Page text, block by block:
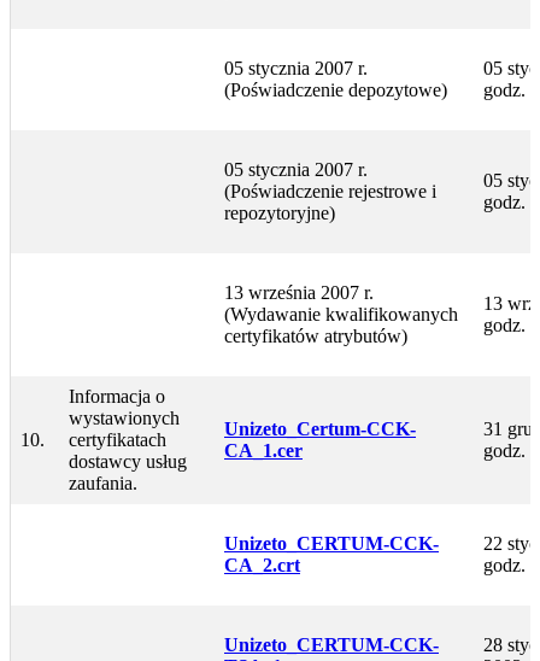
05 stycznia 2007 r.
(Poświadczenie depozytowe)
05
godz.
05 stycznia 2007 r.
(Poświadczenie rejestrowe i
repozytoryjne)
05
godz.
13 września 2007 r.
(Wydawanie kwalifikowanych
certyfikatów atrybutów)
13
godz.
10.
Informacja o
wystawionych
certyfikatach
dostawcy usług
zaufania.
Unizeto_Certum-CCK-
CA_1.cer
31
godz.
Unizeto_CERTUM-CCK-
CA_2.crt
22
godz.
Unizeto_CERTUM-CCK-
28